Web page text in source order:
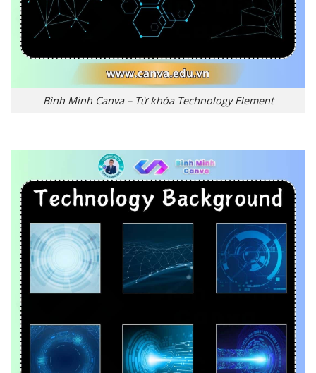
Bình Minh Canva – Từ khóa Technology Element